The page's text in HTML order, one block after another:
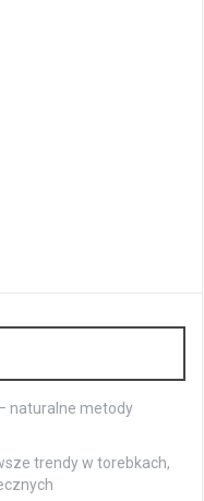
naturalne metody
trendy w torebkach,